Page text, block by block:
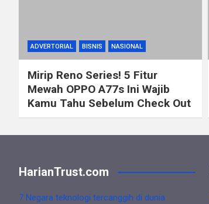
ADVERTORIAL BISNIS NASIONAL
Mirip Reno Series! 5 Fitur
Mewah OPPO A77s Ini Wajib
Kamu Tahu Sebelum Check Out
HarianTrust.com
7 Negara teknologi tercanggih di dunia